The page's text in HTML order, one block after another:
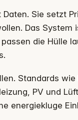
Sie setzt
Das System
die Hülle
Standards wie
PV und
energiekluge